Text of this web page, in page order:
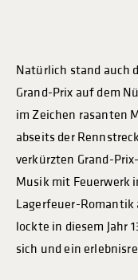
Natürlich stand auch
Grand-Prix auf dem
im Zeichen rasanten
abseits der
verkürzten Grand-
Musik mit Feuerwerk
Lagerfeuer-Romantik
lockte in diesem Jahr
sich und ein